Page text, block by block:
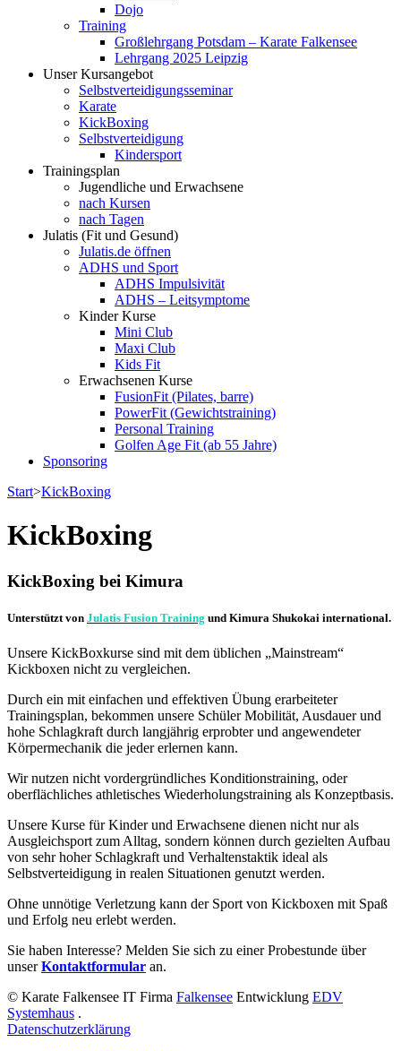
Dojo
Training
Großlehrgang Potsdam – Karate Falkensee
Lehrgang 2025 Leipzig
Unser Kursangebot
Selbstverteidigungsseminar
Karate
KickBoxing
Selbstverteidigung
Kindersport
Trainingsplan
Jugendliche und Erwachsene
nach Kursen
nach Tagen
Julatis (Fit und Gesund)
Julatis.de öffnen
ADHS und Sport
ADHS Impulsivität
ADHS – Leitsymptome
Kinder Kurse
Mini Club
Maxi Club
Kids Fit
Erwachsenen Kurse
FusionFit (Pilates, barre)
PowerFit (Gewichtstraining)
Personal Training
Golfen Age Fit (ab 55 Jahre)
Sponsoring
Start>KickBoxing
KickBoxing
KickBoxing bei Kimura
Unterstützt von Julatis Fusion Training und Kimura Shukokai international.
Unsere KickBoxkurse sind mit dem üblichen „Mainstream“
Kickboxen nicht zu vergleichen.
Durch ein mit einfachen und effektiven Übung erarbeiteter
Trainingsplan, bekommen unsere Schüler Mobilität, Ausdauer und
hohe Schlagkraft durch langjährig erprobter und angewendeter
Körpermechanik die jeder erlernen kann.
Wir nutzen nicht vordergründliches Konditionstraining, oder
oberflächliches athletisches Wiederholungstraining als Konzeptbasis.
Unsere Kurse für Kinder und Erwachsene dienen nicht nur als
Ausgleichsport zum Alltag, sondern können durch gezielten Aufbau
von sehr hoher Schlagkraft und Verhaltenstaktik ideal als
Selbstverteidigung in realen Situationen genutzt werden.
Ohne unnötige Verletzung kann der Sport von Kickboxen mit Spaß
und Erfolg neu erlebt werden.
Sie haben Interesse? Melden Sie sich zu einer Probestunde über
unserKontaktformular an.
© Karate Falkensee IT Firma Falkensee Entwicklung EDV
Systemhaus .
Datenschutzerklärung